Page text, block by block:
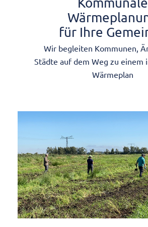
für Ihre
Wir begleiten Kommunen,
Städte auf dem Weg zu einem
Wärmeplan